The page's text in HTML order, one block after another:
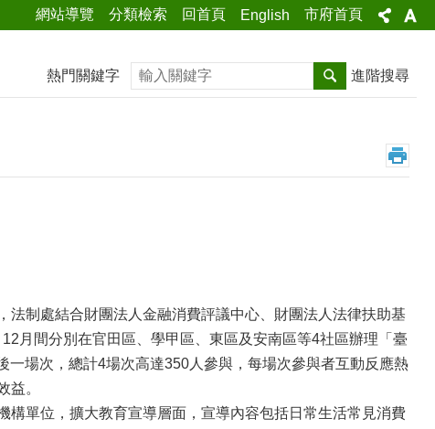
網站導覽 分類檢索 回首頁 English 市府首頁
熱門關鍵字 搜尋 進階搜尋
制處結合財團法人金融消費評議中心、財團法人法律扶助基
月間分別在官田區、學甲區、東區及安南區等4社區辦理「臺
場次，總計4場次高達350人參與，每場次參與者互動反應熱
益。
單位，擴大教育宣導層面，宣導內容包括日常生活常見消費